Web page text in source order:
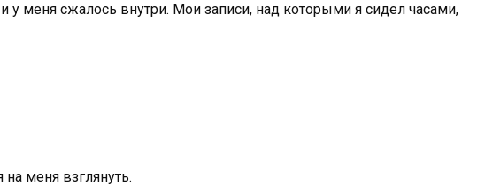
и у меня сжалось внутри. Мои записи, над которыми я сидел часами,
меня взглянуть.